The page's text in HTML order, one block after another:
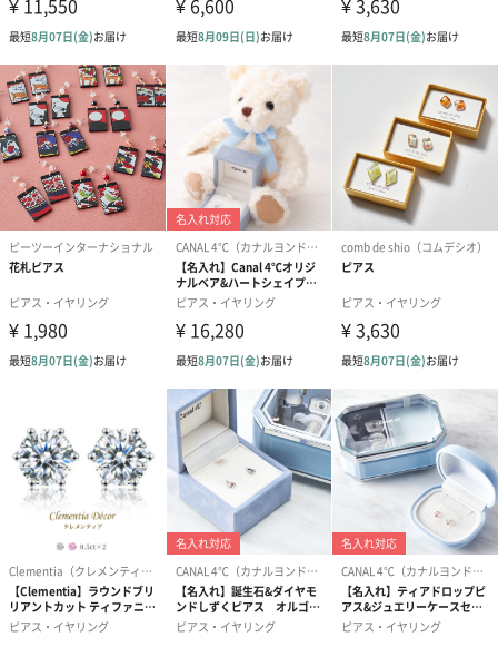
お届けボックスオプション
送りする際に人気のオプションです。お相手に直接手渡しする場
合は、紙袋との併用もおすすめです。
ダンボール装飾（ひま
わり）（720円）
ダンボール装飾（チュ
ーリップ）（720円）
ダンボール装
イトピンク×
ト）（580円）
紙袋
お渡し用の紙袋です。
商品に合わせたサイズをお届けします。